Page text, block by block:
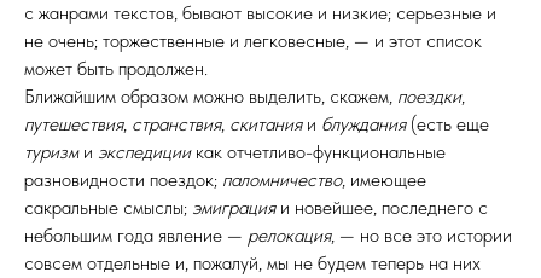
с жанрами текстов, бывают высокие и низкие; серьезные и
не очень; торжественные и легковесные, — и этот список
может быть продолжен.
Ближайшим образом можно выделить, скажем, поездки,
путешествия, странствия, скитанияи блуждания(есть еще
туризми экспедициикак отчетливо-функциональные
разновидности поездок; паломничество, имеющее
сакральные смыслы; эмиграцияи новейшее, последнего с
небольшим года явление — релокация, — но все это истории
совсем отдельные и, пожалуй, мы не будем теперь на них